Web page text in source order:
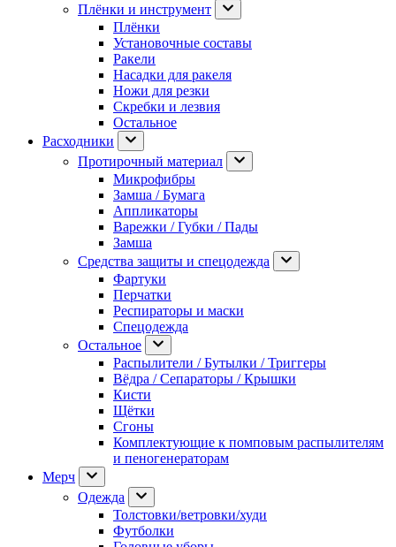
Плёнки и инструмент
Плёнки
Установочные составы
Ракели
Насадки для ракеля
Ножи для резки
Скребки и лезвия
Остальное
Расходники
Протирочный материал
Микрофибры
Замша / Бумага
Аппликаторы
Варежки / Губки / Пады
Замша
Средства защиты и спецодежда
Фартуки
Перчатки
Респираторы и маски
Спецодежда
Остальное
Распылители / Бутылки / Триггеры
Вёдра / Сепараторы / Крышки
Кисти
Щётки
Сгоны
Комплектующие к помповым распылителям
и пеногенераторам
Мерч
Одежда
Толстовки/ветровки/худи
Футболки